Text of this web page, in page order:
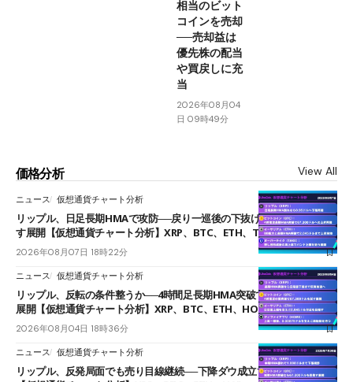
相当のビット
コインを売却
──売却益は
優先株の配当
や買戻しに充
当
2026年08月04
日 09時49分
価格分析 View All
ニュース 仮想通貨チャート分析
リップル、日足長期HMAで攻防──戻り一巡後の下抜けで0.95ドルを試
す展開【仮想通貨チャート分析】XRP、BTC、ETH、TAKE
2026年08月07日 18時22分
ニュース 仮想通貨チャート分析
リップル、反転の条件整うか──4時間足長期HMA突破で雲下端を目指す
展開【仮想通貨チャート分析】XRP、BTC、ETH、HOME
2026年08月04日 18時36分
ニュース 仮想通貨チャート分析
リップル、反発局面でも売り目線継続──下降ダウ成立で下値追う展開